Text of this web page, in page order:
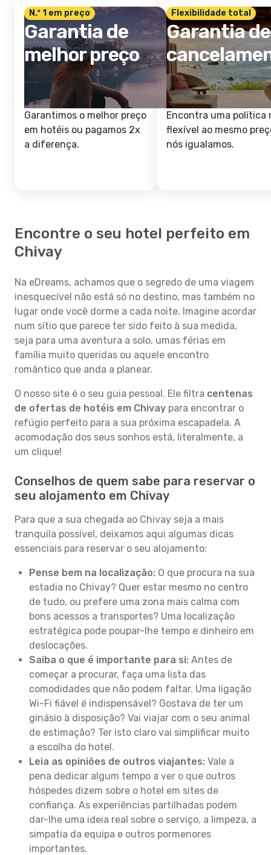
N.º 1 em preço
Garantia de
melhor preço
Garantimos o melhor preço
em hotéis ou pagamos 2x
a diferença.
Flexibilidade total
Garantia de
Encontra uma política
flexível ao mesmo
nós igualamos.
Encontre o seu hotel perfeito em
Chivay
Na eDreams, achamos que o segredo de uma viagem
inesquecível não está só no destino, mas também no
lugar onde você dorme a cada noite. Imagine acordar
num sítio que parece ter sido feito à sua medida,
seja para uma aventura a solo, umas férias em
família muito queridas ou aquele encontro
romântico que anda a planear.
O nosso site é o seu guia pessoal. Ele filtra centenas
de ofertas de hotéis em Chivay para encontrar o
refúgio perfeito para a sua próxima escapadela. A
acomodação dos seus sonhos está, literalmente, a
um clique!
Conselhos de quem sabe para reservar o
seu alojamento em Chivay
Para que a sua chegada ao Chivay seja a mais
tranquila possível, deixamos aqui algumas dicas
essenciais para reservar o seu alojamento:
Pense bem na localização: O que procura na sua
estadia no Chivay? Quer estar mesmo no centro
de tudo, ou prefere uma zona mais calma com
bons acessos a transportes? Uma localização
estratégica pode poupar-lhe tempo e dinheiro em
deslocações.
Saiba o que é importante para si: Antes de
começar a procurar, faça uma lista das
comodidades que não podem faltar. Uma ligação
Wi-Fi fiável é indispensável? Gostava de ter um
ginásio à disposição? Vai viajar com o seu animal
de estimação? Ter isto claro vai simplificar muito
a escolha do hotel.
Leia as opiniões de outros viajantes: Vale a
pena dedicar algum tempo a ver o que outros
hóspedes dizem sobre o hotel em sites de
confiança. As experiências partilhadas podem
dar-lhe uma ideia real sobre o serviço, a limpeza, a
simpatia da equipa e outros pormenores
importantes.